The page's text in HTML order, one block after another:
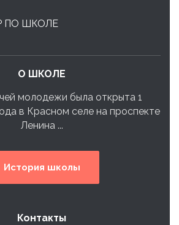
ПО ШКОЛЕ
О ШКОЛЕ
молодежи была открыта 1
в Красном селе на проспекте
Ленина ...
История школы
Контакты